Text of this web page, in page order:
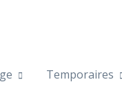
Temporaires